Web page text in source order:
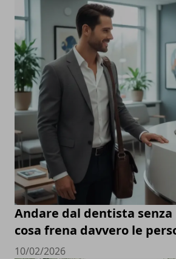
Andare dal dentista
cosa frena davvero le
10/02/2026